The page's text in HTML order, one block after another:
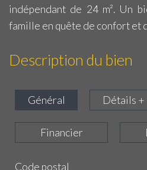
indépendant de 24 m². Un
famille en quête de confort et
Description du bien
Général Détails +
Financier
Code postal